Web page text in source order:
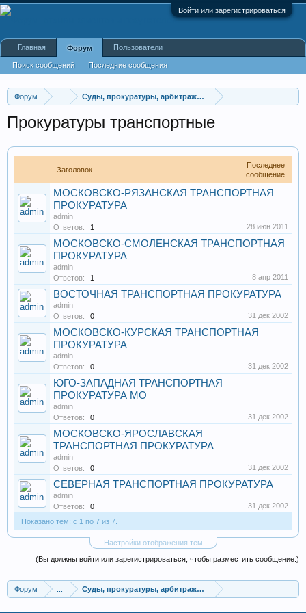
Войти или зарегистрироваться
Форум Суды, прокуратуры, арбитражные суды, районные суды
Прокуратуры транспортные
Заголовок
Последнее
сообщение
МОСКОВСКО-РЯЗАНСКАЯ ТРАНСПОРТНАЯ
ПРОКУРАТУРА
admin
Ответов:
1 28 июн 2011
МОСКОВСКО-СМОЛЕНСКАЯ ТРАНСПОРТНАЯ
ПРОКУРАТУРА
admin
Ответов:
1 8 апр 2011
ВОСТОЧНАЯ ТРАНСПОРТНАЯ ПРОКУРАТУРА
admin
Ответов:
0 31 дек 2002
МОСКОВСКО-КУРСКАЯ ТРАНСПОРТНАЯ
ПРОКУРАТУРА
admin
Ответов:
0 31 дек 2002
ЮГО-ЗАПАДНАЯ ТРАНСПОРТНАЯ
ПРОКУРАТУРА МО
admin
Ответов:
0 31 дек 2002
МОСКОВСКО-ЯРОСЛАВСКАЯ
ТРАНСПОРТНАЯ ПРОКУРАТУРА
admin
Ответов:
0 31 дек 2002
СЕВЕРНАЯ ТРАНСПОРТНАЯ ПРОКУРАТУРА
admin
Ответов:
0
31 дек 2002
Показано тем: с 1 по 7 из 7.
Настройки отображения тем
(Вы должны войти или зарегистрироваться, чтобы разместить сообщение.)
Форум Суды, прокуратуры, арбитражные суды, районные суды
Главная Форум
Поиск сообщений Последние сообщения
Пользователи